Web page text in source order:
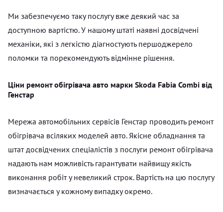
Ми забезпечуємо таку послугу вже деякий час за
доступною вартістю. У нашому штаті наявні досвідчені
механіки, які з легкістю діагностують першоджерело
поломки та порекомендують відмінне рішення.
Ціни ремонт обігрівача авто марки Skoda Fabia Combi від
Генстар
Мережа автомобільних сервісів Генстар проводить ремонт
обігрівача всіляких моделей авто. Якісне обладнання та
штат досвідчених спеціалістів з послуги ремонт обігрівача
надають нам можливість гарантувати найвищу якість
виконання робіт у невеликий строк. Вартість на цю послугу
визначається у кожному випадку окремо.